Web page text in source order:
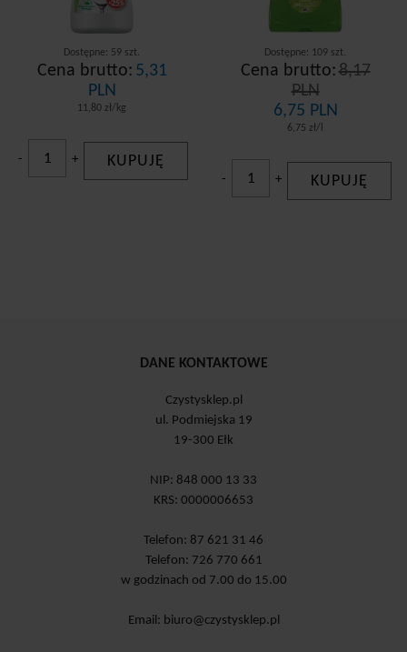
Dostępne: 59 szt.
Cena brutto: 5,31
PLN
11,80 zł/kg
- + KUPUJĘ
Dostępne: 109 szt.
Cena brutto: 8,17
PLN
6,75 PLN
6,75 zł/l
- + KUPUJĘ
DANE KONTAKTOWE
Czystysklep.pl
ul. Podmiejska 19
19-300 Ełk
NIP: 848 000 13 33
KRS: 0000006653
Telefon: 87 621 31 46
Telefon: 726 770 661
w godzinach od 7.00 do 15.00
Email: biuro@czystysklep.pl